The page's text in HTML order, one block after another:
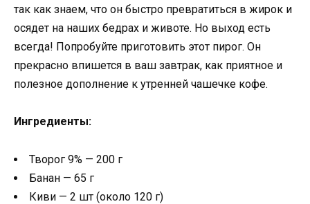
так как знаем, что он быстро превратиться в жирок и
осядет на наших бедрах и животе. Но выход есть
всегда! Попробуйте приготовить этот пирог. Он
прекрасно впишется в ваш завтрак, как приятное и
полезное дополнение к утренней чашечке кофе.
Ингредиенты:
Творог 9% — 200 г
Банан — 65 г
Киви — 2 шт (около 120 г)